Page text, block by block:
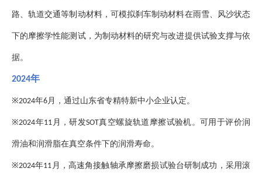
路、轨道交通等制动材料，可模拟刹车制动材料在雨雪、风沙状态
下的摩擦学性能测试，为制动材料的研究与改进提供试验支撑与依
据。
2024年
※2024年6月，通过山东省专精特新中小企业认定。
※2024年11 月，研发SOT真空螺旋轨道摩擦试验机。可用于评价润
滑油和润滑脂在真空条件下的润滑寿命。
※2024年11 月，高速角接触轴承摩擦磨损试验台研制成功，采用滚